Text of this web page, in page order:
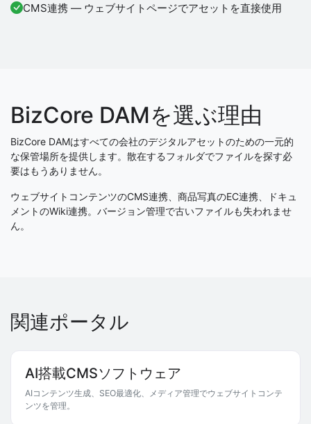
CMS連携 — ウェブサイトページでアセットを直接使用
BizCore DAMを選ぶ理由
BizCore DAMはすべての会社のデジタルアセットのための一元的
な保管場所を提供します。散在するフォルダでファイルを探す必
要はもうありません。
ウェブサイトコンテンツのCMS連携、商品写真のEC連携、ドキュ
メントのWiki連携。バージョン管理で古いファイルも失われませ
ん。
関連ポータル
AI搭載CMSソフトウェア
AIコンテンツ生成、SEO最適化、メディア管理でウェブサイトコンテ
ンツを管理。